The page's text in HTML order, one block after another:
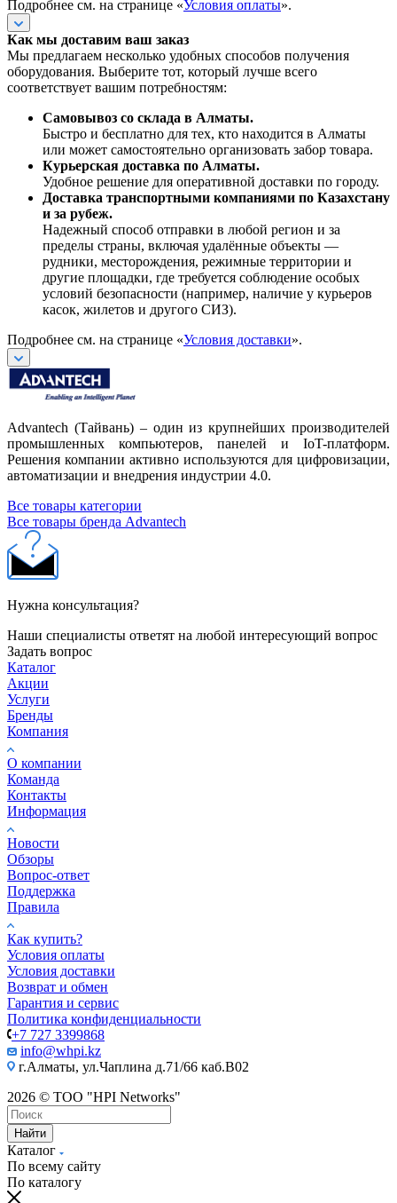
Подробнее см. на странице «Условия оплаты».
Как мы доставим ваш заказ
Мы предлагаем несколько удобных способов получения
оборудования. Выберите тот, который лучше всего
соответствует вашим потребностям:
Самовывоз со склада в Алматы.
Быстро и бесплатно для тех, кто находится в Алматы
или может самостоятельно организовать забор товара.
Курьерская доставка по Алматы.
Удобное решение для оперативной доставки по городу.
Доставка транспортными компаниями по Казахстану
и за рубеж.
Надежный способ отправки в любой регион и за
пределы страны, включая удалённые объекты —
рудники, месторождения, режимные территории и
другие площадки, где требуется соблюдение особых
условий безопасности (например, наличие у курьеров
касок, жилетов и другого СИЗ).
Подробнее см. на странице «Условия доставки».
Advantech (Тайвань) – один из крупнейших производителей
промышленных компьютеров, панелей и IoT-платформ.
Решения компании активно используются для цифровизации,
автоматизации и внедрения индустрии 4.0.
Все товары категории
Все товары бренда Advantech
Нужна консультация?
Наши специалисты ответят на любой интересующий вопрос
Задать вопрос
Каталог
Акции
Услуги
Бренды
Компания
О компании
Команда
Контакты
Информация
Новости
Обзоры
Вопрос-ответ
Поддержка
Правила
Как купить?
Условия оплаты
Условия доставки
Возврат и обмен
Гарантия и сервис
Политика конфиденциальности
+7 727 3399868
info@whpi.kz
г.Алматы, ул.Чаплина д.71/66 каб.B02
2026 © ТОО "HPI Networks"
Найти
Каталог
По всему сайту
По каталогу